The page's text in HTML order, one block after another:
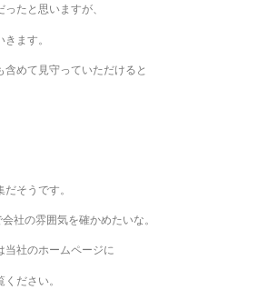
たと思いますが、
ます。
めて見守っていただけると
そうです。
社の雰囲気を確かめたいな。
当社のホームページに
ださい。